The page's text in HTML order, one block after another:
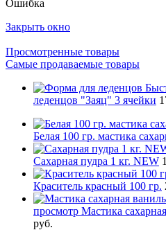
Ошибка
Закрыть окно
Просмотренные товары
Самые продаваемые товары
леденцов "Заяц" 3 ячейки
Белая 100 гр. мастика
Сахарная пудра 1 кг. NEW
Краситель красный 100 гр.
просмотр Мастика
руб.